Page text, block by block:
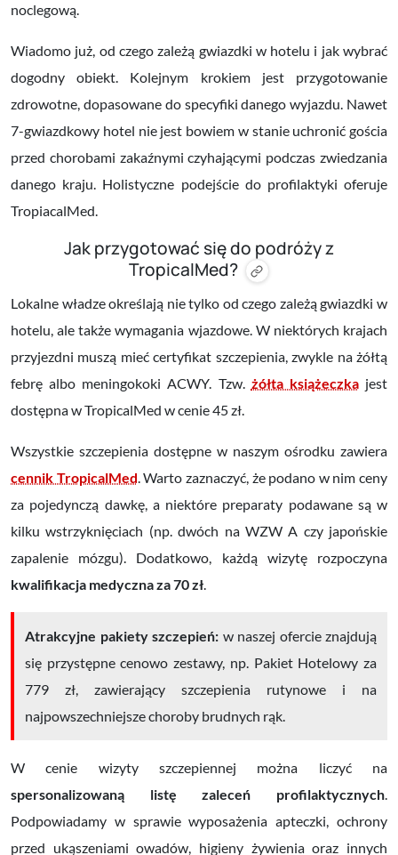
noclegową.
Wiadomo już, od czego zależą gwiazdki w hotelu i jak wybrać
dogodny obiekt. Kolejnym krokiem jest przygotowanie
zdrowotne, dopasowane do specyfiki danego wyjazdu. Nawet
7-gwiazdkowy hotel nie jest bowiem w stanie uchronić gościa
przed chorobami zakaźnymi czyhającymi podczas zwiedzania
danego kraju. Holistyczne podejście do profilaktyki oferuje
TropiacalMed.
Jak przygotować się do podróży z
TropicalMed?
Lokalne władze określają nie tylko od czego zależą gwiazdki w
hotelu, ale także wymagania wjazdowe. W niektórych krajach
przyjezdni muszą mieć certyfikat szczepienia, zwykle na żółtą
febrę albo meningokoki ACWY. Tzw. żółta książeczkajest
dostępna w TropicalMed w cenie 45 zł.
Wszystkie szczepienia dostępne w naszym ośrodku zawiera
cennik TropicalMed. Warto zaznaczyć, że podano w nim ceny
za pojedynczą dawkę, a niektóre preparaty podawane są w
kilku wstrzyknięciach (np. dwóch na WZW A czy japońskie
zapalenie mózgu). Dodatkowo, każdą wizytę rozpoczyna
kwalifikacja medyczna za 70 zł.
Atrakcyjne pakiety szczepień: w naszej ofercie znajdują
się przystępne cenowo zestawy, np. Pakiet Hotelowy za
779 zł, zawierający szczepienia rutynowe i na
najpowszechniejsze choroby brudnych rąk.
W cenie wizyty szczepiennej można liczyć na
spersonalizowaną listę zaleceń profilaktycznych.
Podpowiadamy w sprawie wyposażenia apteczki, ochrony
przed ukąszeniami owadów, higieny żywienia oraz innych